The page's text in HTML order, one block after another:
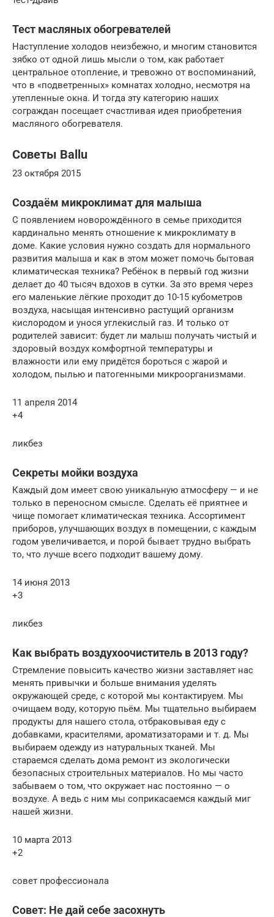
Тест масляных обогревателей
Наступление холодов неизбежно, и многим становится
зябко от одной лишь мысли о том, как работает
центральное отопление, и тревожно от воспоминаний,
что в «подветренных» комнатах холодно, несмотря на
утепленные окна. И тогда эту категорию наших
сограждан посещает счастливая идея приобретения
масляного обогревателя.
Советы Ballu
23 октября 2015
Создаём микроклимат для малыша
С появлением новорождённого в семье приходится
кардинально менять отношение к микроклимату в
доме. Какие условия нужно создать для нормального
развития малыша и как в этом может помочь бытовая
климатическая техника? Ребёнок в первый год жизни
делает до 40 тысяч вдохов в сутки. За это время через
его маленькие лёгкие проходит до 10-15 кубометров
воздуха, насыщая интенсивно растущий организм
кислородом и унося углекислый газ. И только от
родителей зависит: будет ли малыш получать чистый и
здоровый воздух комфортной температуры и
влажности или ему придётся бороться с жарой и
холодом, пылью и патогенными микроорганизмами.
11 апреля 2014
+4
ликбез
Секреты мойки воздуха
Каждый дом имеет свою уникальную атмосферу — и не
только в переносном смысле. Сделать её приятнее и
чище помогает климатическая техника. Ассортимент
приборов, улучшающих воздух в помещении, с каждым
годом увеличивается, и порой бывает трудно выбрать
то, что лучше всего подходит вашему дому.
14 июня 2013
+3
ликбез
Как выбрать воздухоочиститель в 2013 году?
Стремление повысить качество жизни заставляет нас
менять привычки и больше внимания уделять
окружающей среде, с которой мы контактируем. Мы
очищаем воду, которую пьём. Мы тщательно выбираем
продукты для нашего стола, отбраковывая еду с
добавками, красителями, ароматизаторами и т. д. Мы
выбираем одежду из натуральных тканей. Мы
стараемся сделать дома ремонт из экологически
безопасных строительных материалов. Но мы часто
забываем о том, что окружает нас постоянно — о
воздухе. А ведь с ним мы соприкасаемся каждый миг
нашей жизни.
10 марта 2013
+2
совет профессионала
Совет: Не дай себе засохнуть